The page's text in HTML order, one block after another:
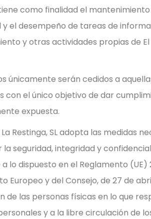
como finalidad el
el desempeño de tareas de
y otras actividades propias de El
únicamente serán cedidos a
con el único objetivo de dar
expuesta.
La Restinga, SL adopta las medidas
seguridad, integridad y
lo dispuesto en el Reglamento (UE)
Europeo y del Consejo, de 27 de
de las personas físicas en lo que
y a la libre circulación de